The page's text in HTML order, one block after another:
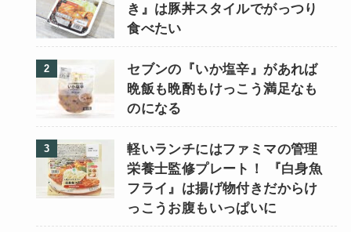
き』は豚丼スタイルでがっつり
食べたい
セブンの『いか塩辛』があれば
晩飯も晩酌もけっこう満足なも
のになる
軽いランチにはファミマの管理
栄養士監修プレート！ 『白身魚
フライ』は揚げ物付きだからけ
っこうお腹もいっぱいに